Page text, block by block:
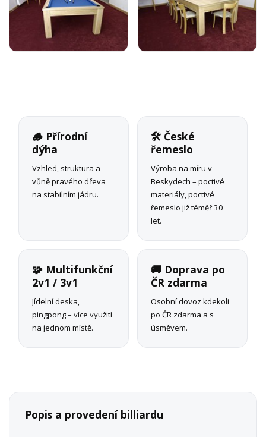
🪵 Přírodní
dýha
Vzhled, struktura a
vůně pravého dřeva
na stabilním jádru.
🛠 České
řemeslo
Výroba na míru v
Beskydech – poctivé
materiály, poctivé
řemeslo již téměř 30
let.
🧩 Multifunkční
2v1 / 3v1
Jídelní deska,
pingpong – více využití
na jednom místě.
🚚 Doprava po
ČR zdarma
Osobní dovoz kdekoli
po ČR zdarma a s
úsměvem.
Popis a provedení billiardu